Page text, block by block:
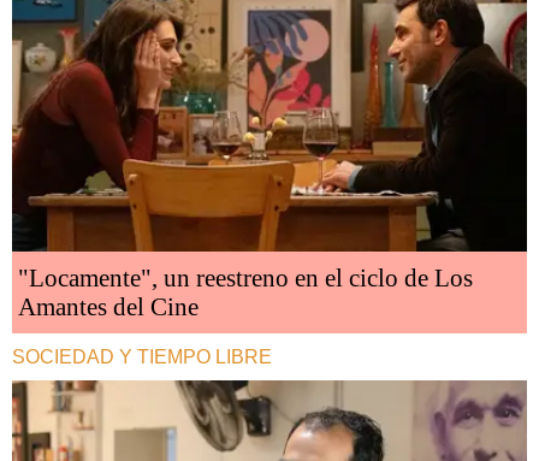
"Locamente", un reestreno en el ciclo de Los
Amantes del Cine
SOCIEDAD Y TIEMPO LIBRE